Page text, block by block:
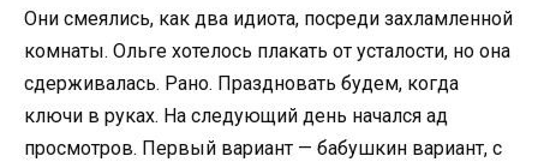
Они смеялись, как два идиота, посреди захламленной
комнаты. Ольге хотелось плакать от усталости, но она
сдерживалась. Рано. Праздновать будем, когда
ключи в руках. На следующий день начался ад
просмотров. Первый вариант — бабушкин вариант, с